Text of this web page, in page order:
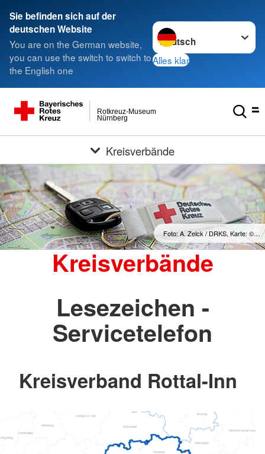
Sie befinden sich auf der
deutschen Website
You are on the German website,
you can use the switch to switch to
the English one
Sprache wechseln zu
Alles klar
Nürnberg
Rotkreuz-Museum
Kreisverbände
Foto: A. Zelck / DRKS, Karte: ©…
Kreisverbände
Lesezeichen -
Servicetelefon
Kreisverband Rottal-Inn